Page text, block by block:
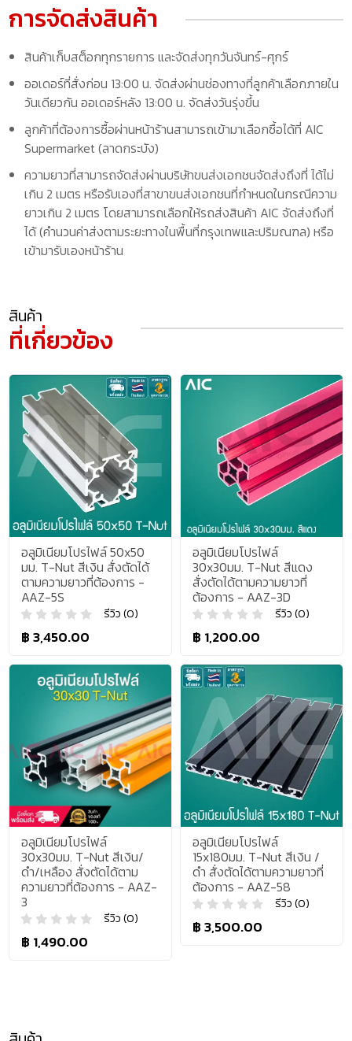
การจัดส่งสินค้า
สินค้าเก็บสต็อกทุกรายการ และจัดส่งทุกวันจันทร์-ศุกร์
ออเดอร์ที่สั่งก่อน 13:00 น. จัดส่งผ่านช่องทางที่ลูกค้าเลือกภายใน
วันเดียวกัน ออเดอร์หลัง 13:00 น. จัดส่งวันรุ่งขึ้น
ลูกค้าที่ต้องการซื้อผ่านหน้าร้านสามารถเข้ามาเลือกซื้อได้ที่ AIC
Supermarket (ลาดกระบัง)
ความยาวที่สามารถจัดส่งผ่านบริษัทขนส่งเอกชนจัดส่งถึงที่ ได้ไม่
เกิน 2 เมตร หรือรับเองที่สาขาขนส่งเอกชนที่กำหนดในกรณีความ
ยาวเกิน 2 เมตร โดยสามารถเลือกให้รถส่งสินค้า AIC จัดส่งถึงที่
ได้ (คำนวนค่าส่งตามระยะทางในพื้นที่กรุงเทพและปริมณฑล) หรือ
เข้ามารับเองหน้าร้าน
สินค้า
ที่เกี่ยวข้อง
อลูมิเนียมโปรไฟล์ 50x50
มม. T-Nut สีเงิน สั่งตัดได้
ตามความยาวที่ต้องการ -
AAZ-5S
รีวิว (0)
฿ 3,450.00
อลูมิเนียมโปรไฟล์
30x30มม. T-Nut สีแดง
สั่งตัดได้ตามความยาวที่
ต้องการ - AAZ-3D
รีวิว (0)
฿ 1,200.00
อลูมิเนียมโปรไฟล์
30x30มม. T-Nut สีเงิน/
ดำ/เหลือง สั่งตัดได้ตาม
ความยาวที่ต้องการ - AAZ-
3
รีวิว (0)
฿ 1,490.00
อลูมิเนียมโปรไฟล์
15x180มม. T-Nut สีเงิน /
ดำ สั่งตัดได้ตามความยาวที่
ต้องการ - AAZ-58
รีวิว (0)
฿ 3,500.00